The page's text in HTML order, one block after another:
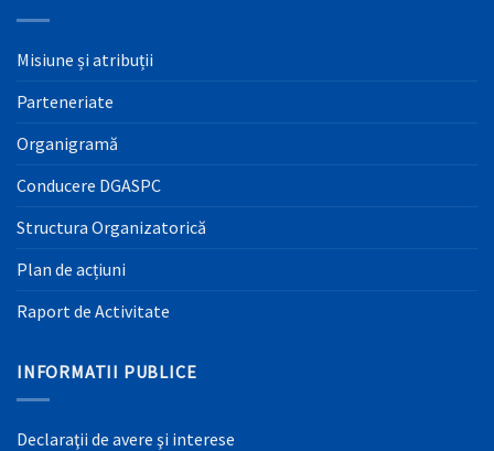
Misiune și atribuții
Parteneriate
Organigramă
Conducere DGASPC
Structura Organizatorică
Plan de acțiuni
Raport de Activitate
INFORMATII PUBLICE
Declaraţii de avere şi interese